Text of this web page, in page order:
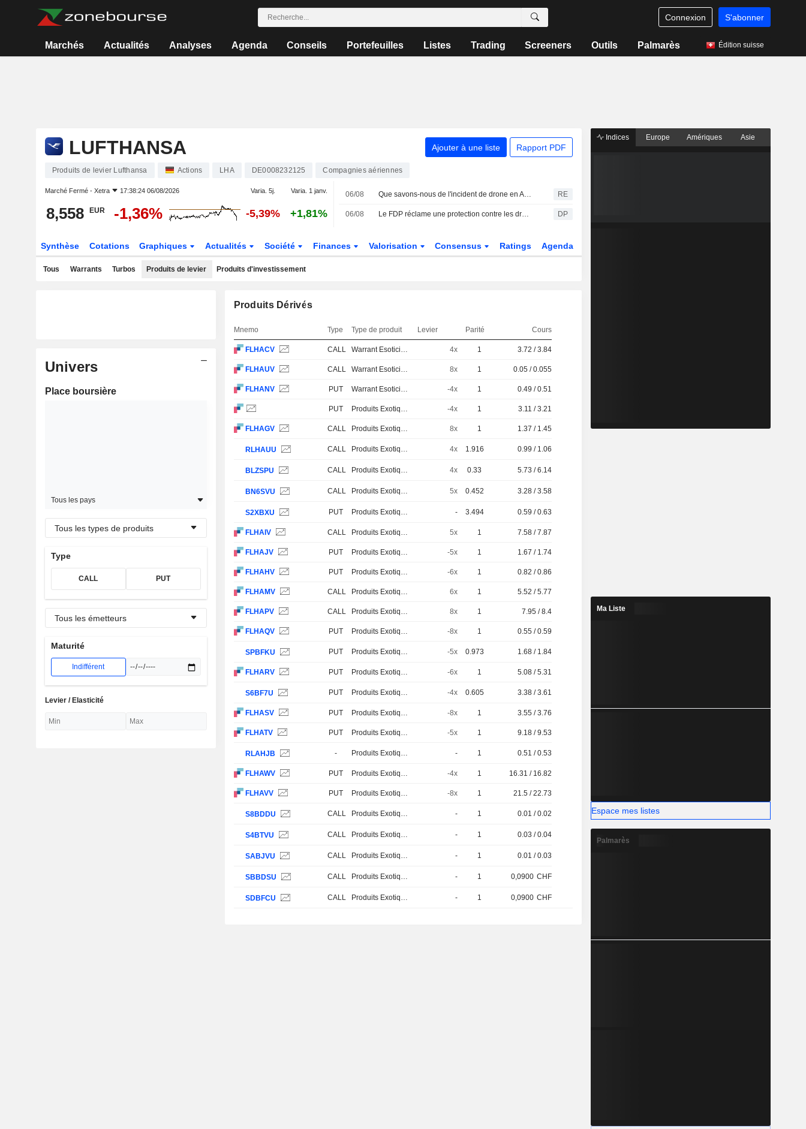
Connexion S'abonner
Marchés Actualités Analyses Agenda Conseils Portefeuilles Listes Trading Screeners Outils Palmarès Édition suisse
LUFTHANSA Ajouter à une liste Rapport PDF
Produits de levier Lufthansa Actions LHA DE0008232125 Compagnies aériennes
Marché Fermé - Xetra 17:38:24 06/08/2026 Varia. 5j. Varia. 1 janv.
8,558 EUR -1,36% -5,39% +1,81%
06/08 Que savons-nous de l'incident de drone en Allemagne et de l'aéroport visé ? RE
06/08 Le FDP réclame une protection contre les drones pour tous les aéroports DP
Synthèse Cotations Graphiques Actualités Société Finances Valorisation Consensus Ratings Agenda
Tous Warrants Turbos Produits de levier Produits d'investissement
Univers
Place boursière
Tous les pays
Tous les types de produits
Type
CALL PUT
Tous les émetteurs
Maturité
Indifférent
Levier / Elasticité
Produits Dérivés
Mnemo Type Type de produit Levier Parité Cours
FLHACV CALL Warrant Esotici e Strutturati 4x 1 3.72 / 3.84
FLHAUV CALL Warrant Esotici e Strutturati 8x 1 0.05 / 0.055
FLHANV PUT Warrant Esotici e Strutturati -4x 1 0.49 / 0.51
PUT Produits Exotiques -4x 1 3.11 / 3.21
FLHAGV CALL Produits Exotiques 8x 1 1.37 / 1.45
RLHAUU CALL Produits Exotiques 4x 1.916 0.99 / 1.06
BLZSPU CALL Produits Exotiques 4x 0.33 5.73 / 6.14
BN6SVU CALL Produits Exotiques 5x 0.452 3.28 / 3.58
S2XBXU PUT Produits Exotiques - 3.494 0.59 / 0.63
FLHAIV CALL Produits Exotiques 5x 1 7.58 / 7.87
FLHAJV PUT Produits Exotiques -5x 1 1.67 / 1.74
FLHAHV PUT Produits Exotiques -6x 1 0.82 / 0.86
FLHAMV CALL Produits Exotiques 6x 1 5.52 / 5.77
FLHAPV CALL Produits Exotiques 8x 1 7.95 / 8.4
FLHAQV PUT Produits Exotiques -8x 1 0.55 / 0.59
SPBFKU PUT Produits Exotiques -5x 0.973 1.68 / 1.84
FLHARV PUT Produits Exotiques -6x 1 5.08 / 5.31
S6BF7U PUT Produits Exotiques -4x 0.605 3.38 / 3.61
FLHASV PUT Produits Exotiques -8x 1 3.55 / 3.76
FLHATV PUT Produits Exotiques -5x 1 9.18 / 9.53
RLAHJB - Produits Exotiques - 1 0.51 / 0.53
FLHAWV PUT Produits Exotiques -4x 1 16.31 / 16.82
FLHAVV PUT Produits Exotiques -8x 1 21.5 / 22.73
S8BDDU CALL Produits Exotiques - 1 0.01 / 0.02
S4BTVU CALL Produits Exotiques - 1 0.03 / 0.04
SABJVU CALL Produits Exotiques - 1 0.01 / 0.03
SBBDSU CALL Produits Exotiques - 1 0,0900 CHF
SDBFCU CALL Produits Exotiques - 1 0,0900 CHF
Indices Europe Amériques Asie
Ma Liste
Espace mes listes
Palmarès